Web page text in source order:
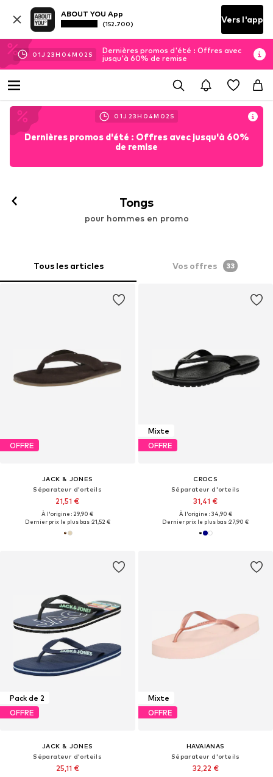
ABOUT YOU App
(152.700) Vers l'app
01J 23H 04M 00 S
Dernières promos d'été : Offres avec
jusqu'à 60% de remise
01J 23H 04M 00 S
Dernières promos d'été : Offres avec jusqu'à 60%
de remise
Tongs
pour hommes en promo
Tous les articles Vos offres 33
OFFRE
JACK & JONES
Séparateur d'orteils
21,51 €
À l'origine : 29,90 €
Dernier prix le plus bas :21,52 €
Mixte
OFFRE
CROCS
Séparateur d'orteils
31,41 €
À l'origine : 34,90 €
Dernier prix le plus bas :27,90 €
Pack de 2
OFFRE
JACK & JONES
Séparateur d'orteils
25,11 €
Mixte
OFFRE
HAVAIANAS
Séparateur d'orteils
32,22 €